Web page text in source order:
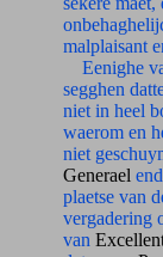
malplaisant
Eenighe
segghen
niet in heel
waerom en
niet
Generael
plaetse van
vergadering
van